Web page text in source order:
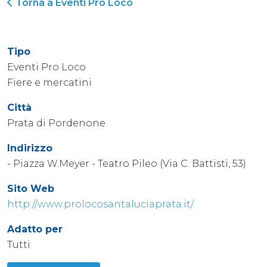
Torna a Eventi Pro Loco
Tipo
Eventi Pro Loco
Fiere e mercatini
Città
Prata di Pordenone
Indirizzo
- Piazza W.Meyer - Teatro Pileo (Via C. Battisti, 53)
Sito Web
http://www.prolocosantaluciaprata.it/
Adatto per
Tutti